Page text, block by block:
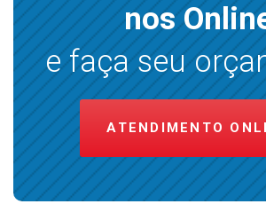
nos
e faça seu
ATENDIMENTO